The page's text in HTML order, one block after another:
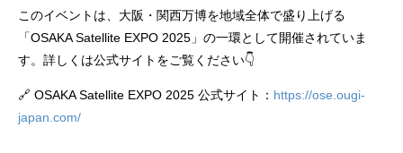
このイベントは、大阪・関西万博を地域全体で盛り上げる
「OSAKA Satellite EXPO 2025」の一環として開催されていま
す。詳しくは公式サイトをご覧ください👇
🔗 OSAKA Satellite EXPO 2025 公式サイト： https://ose.ougi-
japan.com/